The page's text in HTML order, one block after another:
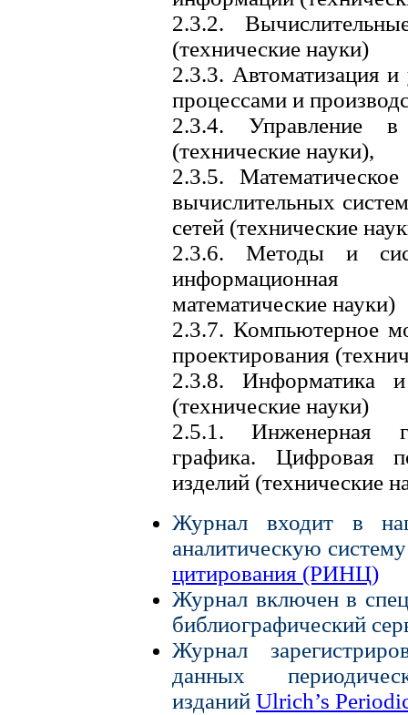
2.3.2.
(технические науки)
2.3.3. Автоматизация и
процессами и
2.3.4. Управление в
(технические науки),
2.3.5.
вычислительных
сетей (технические
2.3.6. Методы и
информационная
математические науки)
2.3.7. Компьютерное
проектирования
2.3.8. Информатика
(технические науки)
2.5.1. Инженерная
графика. Цифровая
изделий (технические
Журнал входит в
аналитическую систему
цитирования (РИНЦ)
Журнал включен в
библиографический
Журнал
данных
изданий Ulrich’s